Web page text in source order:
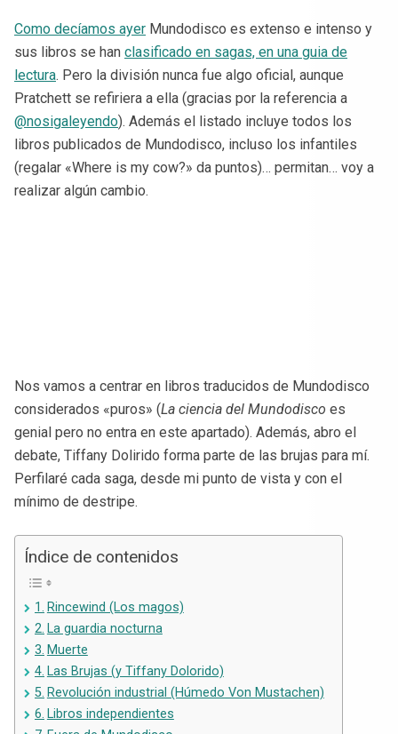
Como decíamos ayer Mundodisco es extenso e intenso y
sus libros se han clasificado en sagas, en una guia de
lectura. Pero la división nunca fue algo oficial, aunque
Pratchett se refiriera a ella (gracias por la referencia a
@nosigaleyendo). Además el listado incluye todos los
libros publicados de Mundodisco, incluso los infantiles
(regalar «Where is my cow?» da puntos)… permitan… voy a
realizar algún cambio.
Nos vamos a centrar en libros traducidos de Mundodisco
considerados «puros» (La ciencia del Mundodisco es
genial pero no entra en este apartado). Además, abro el
debate, Tiffany Dolirido forma parte de las brujas para mí.
Perfilaré cada saga, desde mi punto de vista y con el
mínimo de destripe.
Índice de contenidos
Rincewind (Los magos)
La guardia nocturna
Muerte
Las Brujas (y Tiffany Dolorido)
Revolución industrial (Húmedo Von Mustachen)
Libros independientes